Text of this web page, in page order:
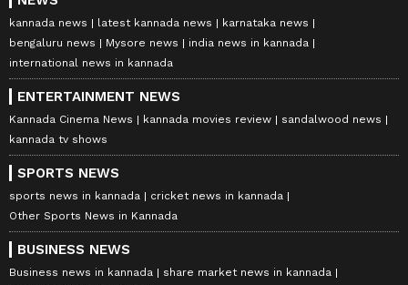
kannada news latest kannada news
karnataka news
bengaluru news
Mysore news
india news in kannada
international news in kannada
ENTERTAINMENT NEWS
Kannada Cinema News kannada movies review
sandalwood news
kannada tv shows
SPORTS NEWS
sports news in kannada
cricket news in kannada
Other Sports News in Kannada
BUSINESS NEWS
Business news in kannada
share market news in kannada